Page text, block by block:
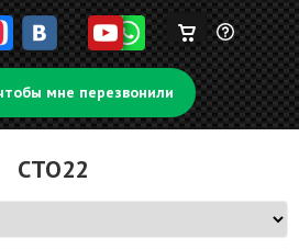
Задать
вопрос
Корзина
пуста
мне перезвонили
СТО22